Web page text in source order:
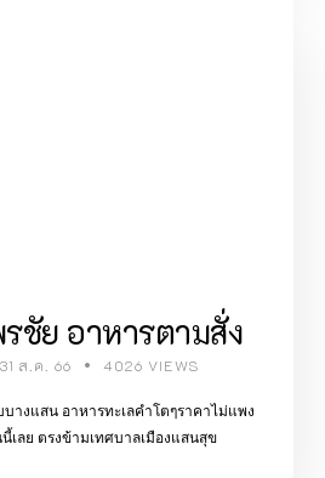
ชัย อาหารตามสั่ง
31 ส.ค. 66 4026 VIEWS
างแสน อาหารทะเลคำโตๆราคาไม่แพง
เลย ตรงข้ามเทศบาลเมืองแสนสุข